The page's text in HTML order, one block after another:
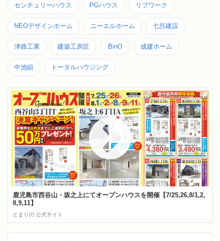
センチュリーハウス PGハウス リブワーク
NEOデザインホーム ニーエルホーム 七呂建設
津曲工業 建築工房匠 BinO 成建ホーム
中池組 トータルハウジング
鹿児島市西谷山・坂之上にてオープンハウスを開催【7/25,26,8/1,2,
8,9,11】
とまりの 公式サイト